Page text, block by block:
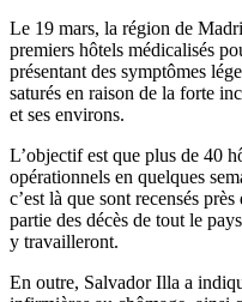
Le 19 mars, la région de
premiers hôtels médicalisés
présentant des symptômes
saturés en raison de la forte
et ses environs.
L’objectif est que plus de 40
opérationnels en quelques
c’est là que sont recensés
partie des décès de tout le
y travailleront.
En outre, Salvador Illa a